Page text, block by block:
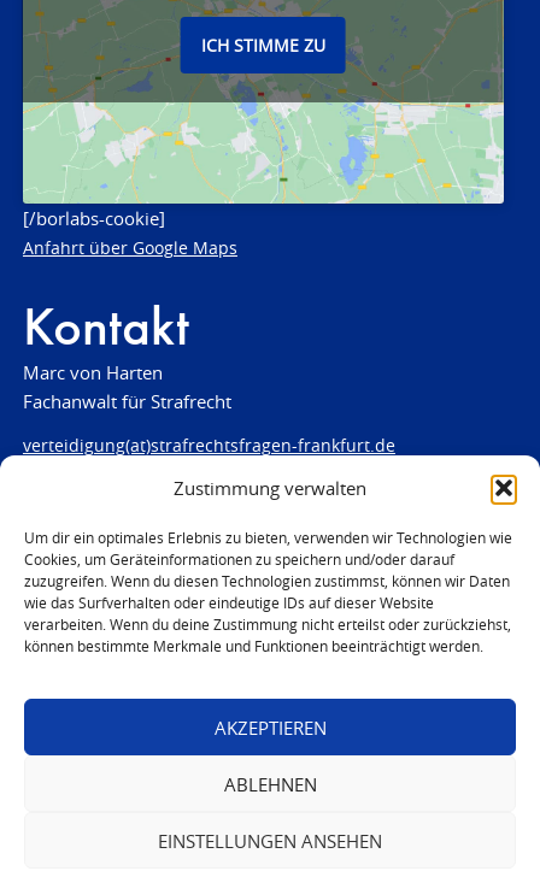
Zustimmung verwalten
Um dir ein optimales Erlebnis zu bieten, verwenden wir Technologien wie
Cookies, um Geräteinformationen zu speichern und/oder darauf
zuzugreifen. Wenn du diesen Technologien zustimmst, können wir Daten
wie das Surfverhalten oder eindeutige IDs auf dieser Website
verarbeiten. Wenn du deine Zustimmung nicht erteilst oder zurückziehst,
können bestimmte Merkmale und Funktionen beeinträchtigt werden.
AKZEPTIEREN
ABLEHNEN
EINSTELLUNGEN ANSEHEN
ICH STIMME ZU
[/borlabs-cookie]
Anfahrt über Google Maps
Kontakt
Marc von Harten
Fachanwalt für Strafrecht
verteidigung(at)strafrechtsfragen-frankfurt.de
www.strafrechtsfragen-frankfurt.de
Louisenstraße 84
61348 Bad Homburg
Telefon:06172 - 66 28 00
Telefax: 06172 - 66 28 01
0171 - 691 67 67